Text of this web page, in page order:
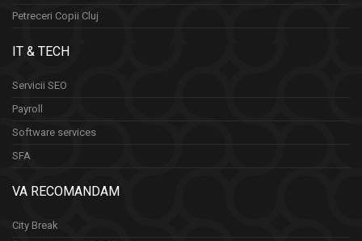
Petreceri Copii Cluj
IT & TECH
Servicii SEO
Payroll
Software services
SFA
VA RECOMANDAM
City Break